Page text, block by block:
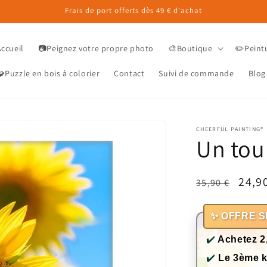
Frais de port offerts dès 49 € d'achat
📷Peignez votre propre photo 🎨Boutique
en bois à colorier Contact Suivi de commande Blog
CHEERFUL PAINTING®
Un
Prix
35,90 €
Prix
✨ OFFRE
✔️ Achetez
✔️ Le 3ème